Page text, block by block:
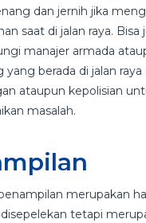
dan jernih jika
saat di jalan raya. Bisa
manajer armada
yang berada di jalan
ataupun kepolisian
masalah.
merupakan
tetapi